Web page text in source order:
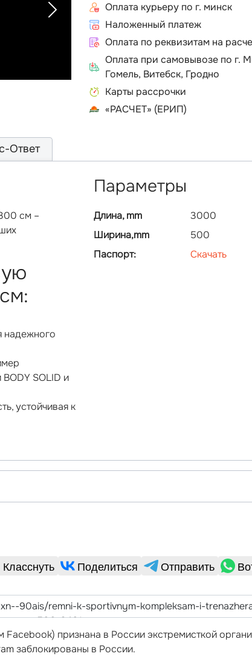
Next
Оплата курьеру по г. минск
Наложенный платеж
Оплата по реквизитам на
Оплата при самовывозе по г.
Гомель, Витебск, Гродно
Карты рассрочки
«РАСЧЕТ» (ЕРИП)
Ответ
см –
надежного
SOLID и
устойчивая к
Параметры
Длина, mm
3000
Ширина,mm
500
Паспорт:
Скачать
Класснуть Поделиться Отправить
Facebook) признана в России экстремисткой
заблокированы в России.